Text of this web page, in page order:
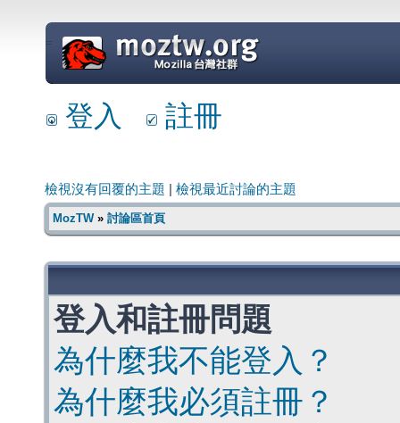
=
登入 註冊
檢視沒有回覆的主題 檢視最近討論的主題
MozTW» 討論區首頁
登入和註冊問題
為什麼我不能登入？
為什麼我必須註冊？